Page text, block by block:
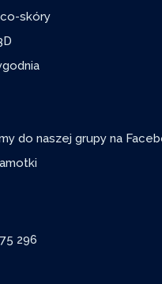
skóry
do naszej grupy na
296